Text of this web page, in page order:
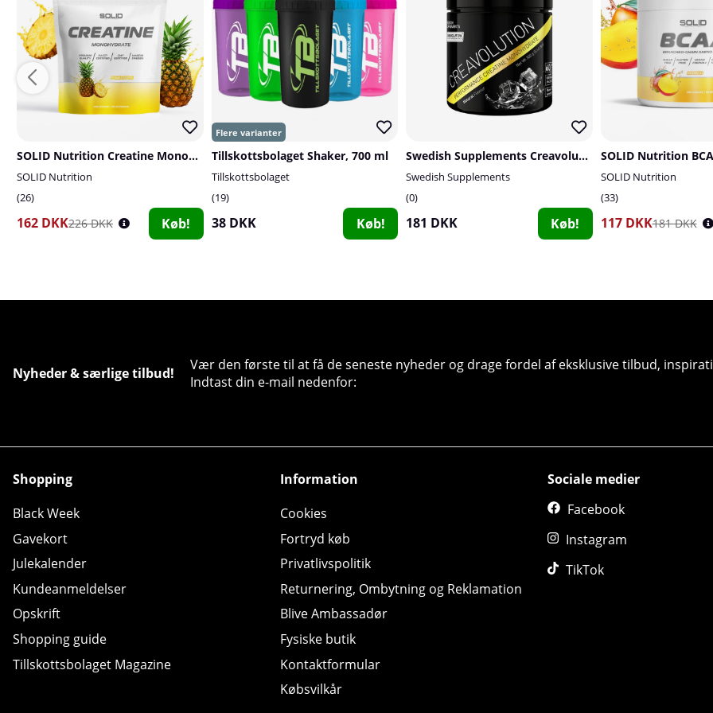
SOLID Nutrition Creatine Monohydrate, 400 g
SOLID Nutrition
26
162 DKK226 DKK Køb!
Tillskottsbolaget Shaker, 700 ml
Tillskottsbolaget
19
38 DKK Køb!
Swedish Supplements Creavolution, 300 g
Swedish Supplements
0
181 DKK Køb!
SOLID Nutrition
SOLID Nutrition
33
117 DKK181 DKK
Nyheder & særlige tilbud!
Vær den første til at få de seneste nyheder og drage fordel af eksklusive tilbud,
Indtast din e-mail nedenfor:
Shopping
Black Week
Gavekort
Julekalender
Kundeanmeldelser
Opskrift
Shopping guide
Tillskottsbolaget Magazine
Information
Cookies
Fortryd køb
Privatlivspolitik
Returnering, Ombytning og Reklamation
Blive Ambassadør
Fysiske butik
Kontaktformular
Købsvilkår
Sociale medier
Facebook
Instagram
TikTok